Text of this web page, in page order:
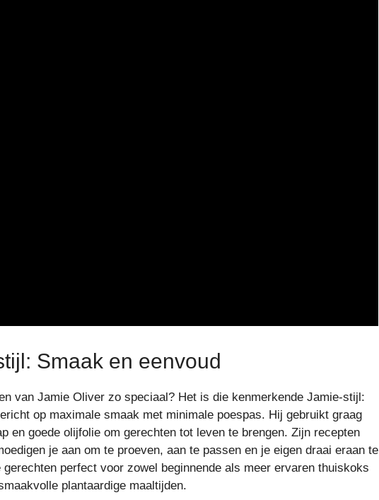
Smaak en eenvoud
van Jamie Oliver zo speciaal? Het is die kenmerkende Jamie-stijl:
op maximale smaak met minimale poespas. Hij gebruikt graag
en goede olijfolie om gerechten tot leven te brengen. Zijn recepten
je aan om te proeven, aan te passen en je eigen draai eraan te
perfect voor zowel beginnende als meer ervaren thuiskoks
plantaardige maaltijden.